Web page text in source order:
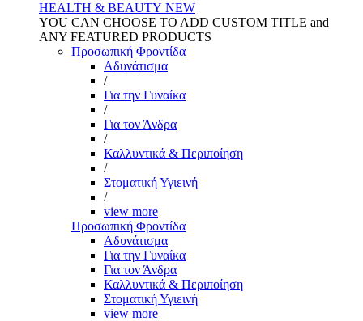
HEALTH & BEAUTY NEW
YOU CAN CHOOSE TO ADD CUSTOM TITLE and
ANY FEATURED PRODUCTS
Προσωπική Φροντίδα
Αδυνάτισμα
/
Για την Γυναίκα
/
Για τον Άνδρα
/
Καλλυντικά & Περιποίηση
/
Στοματική Υγιεινή
/
view more
Προσωπική Φροντίδα
Αδυνάτισμα
Για την Γυναίκα
Για τον Άνδρα
Καλλυντικά & Περιποίηση
Στοματική Υγιεινή
view more